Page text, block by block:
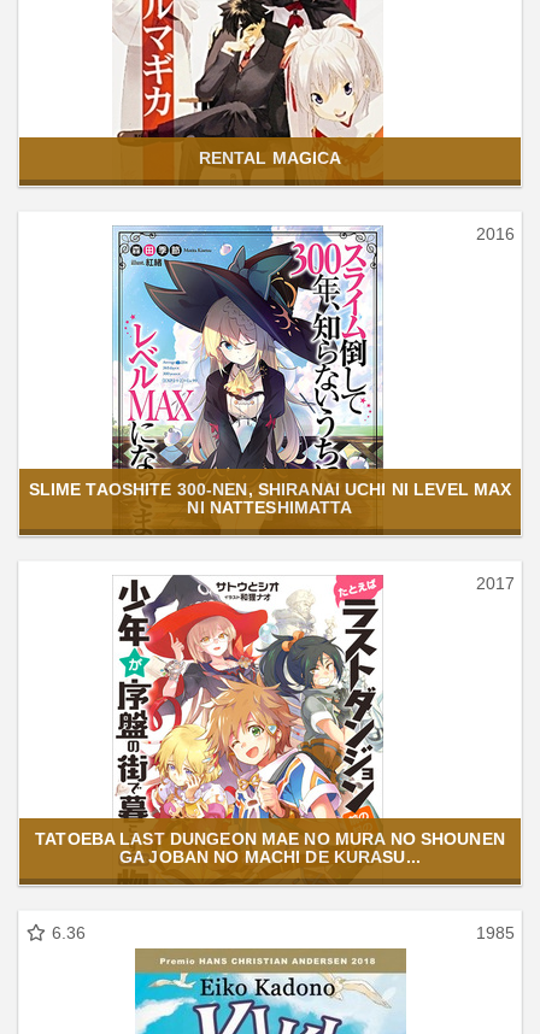
RENTAL MAGICA
2016
SLIME TAOSHITE 300-NEN, SHIRANAI UCHI NI LEVEL MAX
NI NATTESHIMATTA
2017
TATOEBA LAST DUNGEON MAE NO MURA NO SHOUNEN
GA JOBAN NO MACHI DE KURASU...
6.36 1985